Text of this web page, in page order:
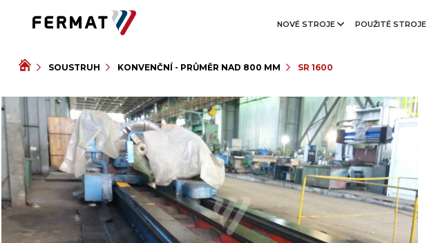
NOVÉ STROJE POUŽITÉ STROJE
SOUSTRUH KONVENČNÍ - PRŮMĚR NAD 800 MM SR 1600